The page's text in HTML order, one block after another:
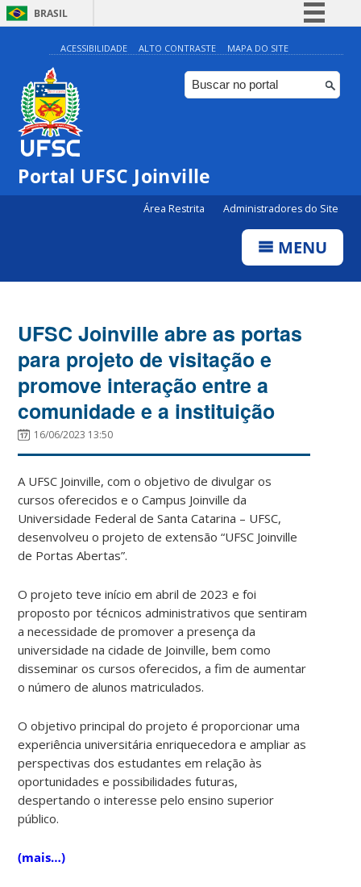
BRASIL
Simplifique!
Comunica BR
Participe
ACESSIBILIDADE ALTO CONTRASTE MAPA DO SITE
Portal UFSC Joinville
Área Restrita Administradores do Site
MENU
UFSC Joinville abre as portas
para projeto de visitação e
promove interação entre a
comunidade e a instituição
16/06/2023 13:50
A UFSC Joinville, com o objetivo de divulgar os
cursos oferecidos e o Campus Joinville da
Universidade Federal de Santa Catarina – UFSC,
desenvolveu o projeto de extensão “UFSC Joinville
de Portas Abertas”.
O projeto teve início em abril de 2023 e foi
proposto por técnicos administrativos que sentiram
a necessidade de promover a presença da
universidade na cidade de Joinville, bem como
disseminar os cursos oferecidos, a fim de aumentar
o número de alunos matriculados.
O objetivo principal do projeto é proporcionar uma
experiência universitária enriquecedora e ampliar as
perspectivas dos estudantes em relação às
oportunidades e possibilidades futuras,
despertando o interesse pelo ensino superior
público.
(mais…)